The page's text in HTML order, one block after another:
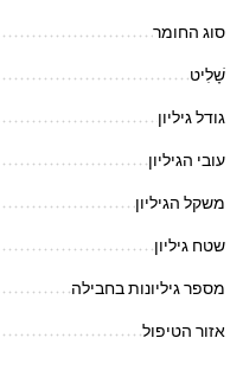
סוג החומר
שָׁלִיט
גודל גיליון
עובי הגיליון
משקל הגיליון
שטח גיליון
מספר גיליונות בחבילה
אזור הטיפול